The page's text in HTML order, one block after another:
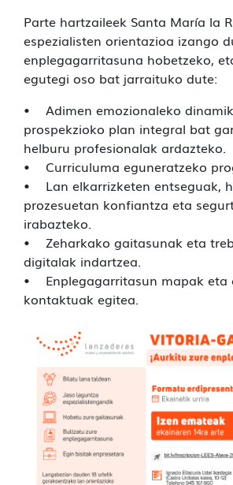
Parte hartzaileek Santa María la
espezialisten orientazioa izango
enplegagarritasuna hobetzeko,
egutegi oso bat jarraituko dute:
• Adimen emozionaleko
prospekzioko plan integral bat
helburu profesionalak ardazteko.
• Curriculuma eguneratzeko
• Lan elkarrizketen entseguak,
prozesuetan konfiantza eta
irabazteko.
• Zeharkako gaitasunak eta
digitalak indartzea.
• Enplegagarritasun mapak eta
kontaktuak egitea.